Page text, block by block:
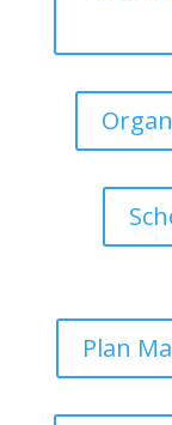
Plan